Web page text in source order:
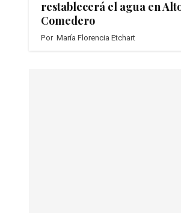
restablecerá el agua en
Comedero
Por María Florencia Etchart